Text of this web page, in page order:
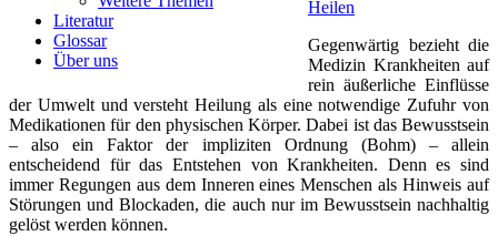
Literatur
Glossar
Über uns
Heilen
Gegenwärtig bezieht die
Medizin Krankheiten auf
rein äußerliche Einflüsse
der Umwelt und versteht Heilung als eine notwendige Zufuhr von
Medikationen für den physischen Körper. Dabei ist das Bewusstsein
– also ein Faktor der impliziten Ordnung (Bohm) – allein
entscheidend für das Entstehen von Krankheiten. Denn es sind
immer Regungen aus dem Inneren eines Menschen als Hinweis auf
Störungen und Blockaden, die auch nur im Bewusstsein nachhaltig
gelöst werden können.